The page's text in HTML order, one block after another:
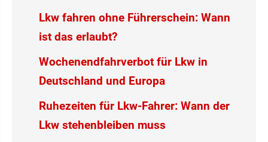
Lkw fahren ohne Führerschein: Wann
ist das erlaubt?
Wochenendfahrverbot für Lkw in
Deutschland und Europa
Ruhezeiten für Lkw-Fahrer: Wann der
Lkw stehenbleiben muss